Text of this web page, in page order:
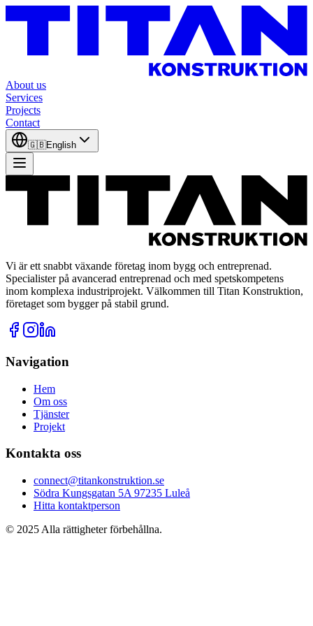
About us
Services
Projects
Contact
🇬🇧English
Vi är ett snabbt växande företag inom bygg och entreprenad.
Specialister på avancerad entreprenad och med spetskompetens
inom komplexa industriprojekt. Välkommen till Titan Konstruktion,
företaget som bygger på stabil grund.
Navigation
Hem
Om oss
Tjänster
Projekt
Kontakta oss
connect@titankonstruktion.se
Södra Kungsgatan 5A 97235 Luleå
Hitta kontaktperson
© 2025 Alla rättigheter förbehållna.